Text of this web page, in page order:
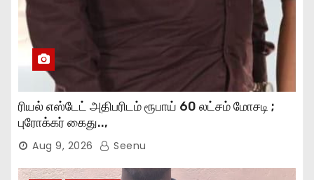
ரியல் எஸ்டேட் அதிபரிடம் ரூபாய் 60 லட்சம் மோசடி ;
புரோக்கர் கைது..,
Aug 9, 2026 Seenu